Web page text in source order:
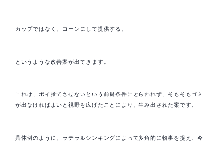
カップではなく、コーンにして提供する。
というような改善案が出てきます。
これは、ポイ捨てさせないという前提条件にとらわれず、そもそもゴミ
が出なければよいと視野を広げたことにより、生み出された案です。
具体例のように、ラテラルシンキングによって多角的に物事を捉え、今